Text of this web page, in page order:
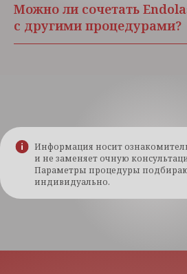
Можно ли сочетать
с другими процедурами?
Информация носит
и не заменяет очную
Параметры процедуры
индивидуально.